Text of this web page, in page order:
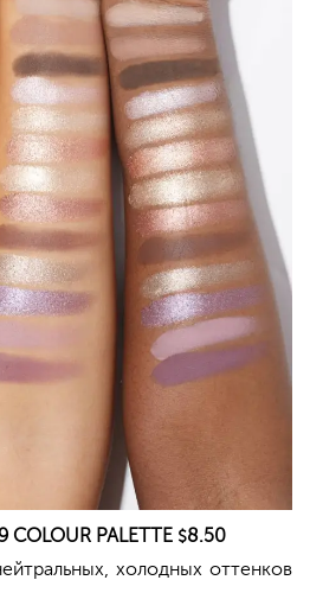
COLOUR PALETTE $8.50
холодных оттенков